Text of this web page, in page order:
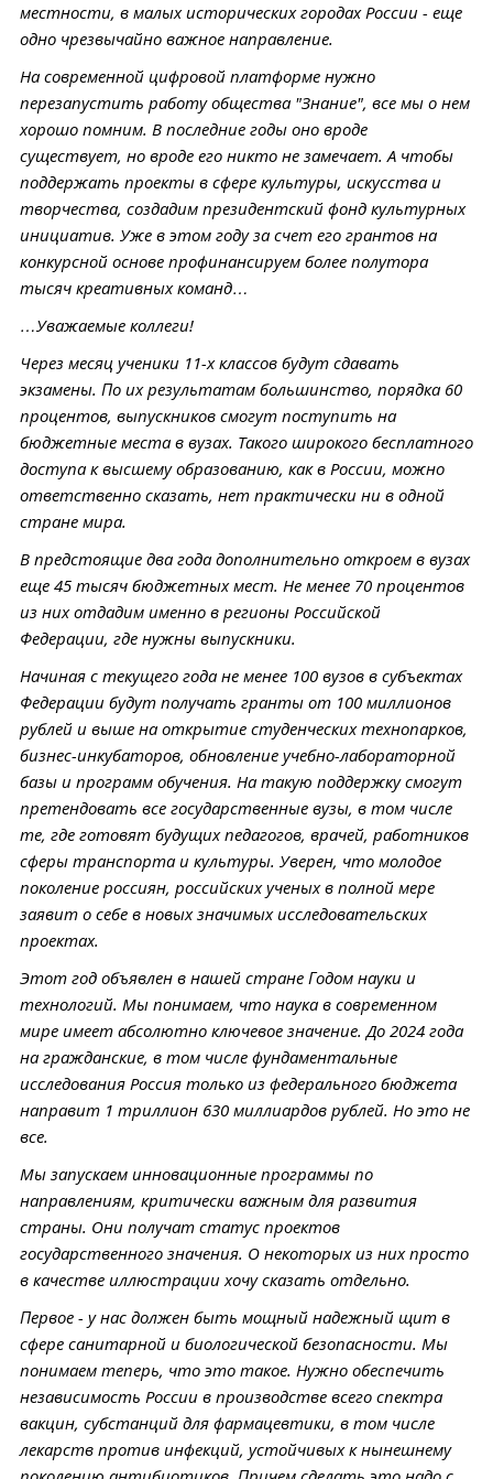
местности, в малых исторических городах России - еще
одно чрезвычайно важное направление.
На современной цифровой платформе нужно
перезапустить работу общества "Знание", все мы о нем
хорошо помним. В последние годы оно вроде
существует, но вроде его никто не замечает. А чтобы
поддержать проекты в сфере культуры, искусства и
творчества, создадим президентский фонд культурных
инициатив. Уже в этом году за счет его грантов на
конкурсной основе профинансируем более полутора
тысяч креативных команд…
…Уважаемые коллеги!
Через месяц ученики 11-х классов будут сдавать
экзамены. По их результатам большинство, порядка 60
процентов, выпускников смогут поступить на
бюджетные места в вузах. Такого широкого бесплатного
доступа к высшему образованию, как в России, можно
ответственно сказать, нет практически ни в одной
стране мира.
В предстоящие два года дополнительно откроем в вузах
еще 45 тысяч бюджетных мест. Не менее 70 процентов
из них отдадим именно в регионы Российской
Федерации, где нужны выпускники.
Начиная с текущего года не менее 100 вузов в субъектах
Федерации будут получать гранты от 100 миллионов
рублей и выше на открытие студенческих технопарков,
бизнес-инкубаторов, обновление учебно-лабораторной
базы и программ обучения. На такую поддержку смогут
претендовать все государственные вузы, в том числе
те, где готовят будущих педагогов, врачей, работников
сферы транспорта и культуры. Уверен, что молодое
поколение россиян, российских ученых в полной мере
заявит о себе в новых значимых исследовательских
проектах.
Этот год объявлен в нашей стране Годом науки и
технологий. Мы понимаем, что наука в современном
мире имеет абсолютно ключевое значение. До 2024 года
на гражданские, в том числе фундаментальные
исследования Россия только из федерального бюджета
направит 1 триллион 630 миллиардов рублей. Но это не
все.
Мы запускаем инновационные программы по
направлениям, критически важным для развития
страны. Они получат статус проектов
государственного значения. О некоторых из них просто
в качестве иллюстрации хочу сказать отдельно.
Первое - у нас должен быть мощный надежный щит в
сфере санитарной и биологической безопасности. Мы
понимаем теперь, что это такое. Нужно обеспечить
независимость России в производстве всего спектра
вакцин, субстанций для фармацевтики, в том числе
лекарств против инфекций, устойчивых к нынешнему